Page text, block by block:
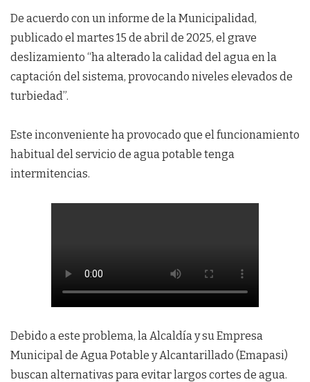
De acuerdo con un informe de la Municipalidad,
publicado el martes 15 de abril de 2025, el grave
deslizamiento “ha alterado la calidad del agua en la
captación del sistema, provocando niveles elevados de
turbiedad”.
Este inconveniente ha provocado que el funcionamiento
habitual del servicio de agua potable tenga
intermitencias.
Debido a este problema, la Alcaldía y su Empresa
Municipal de Agua Potable y Alcantarillado (Emapasi)
buscan alternativas para evitar largos cortes de agua.